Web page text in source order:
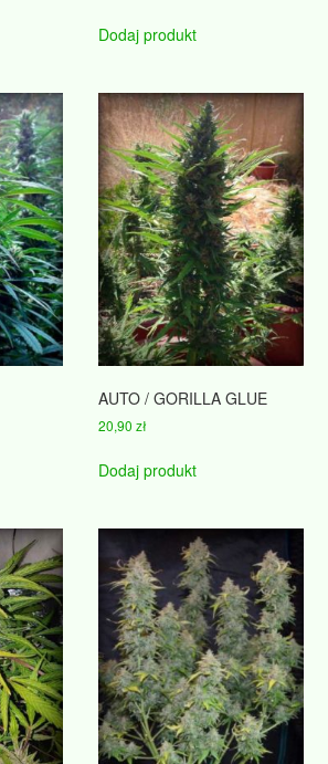
Dodaj produkt
AUTO / GORILLA GLUE
20,90zł
Dodaj produkt